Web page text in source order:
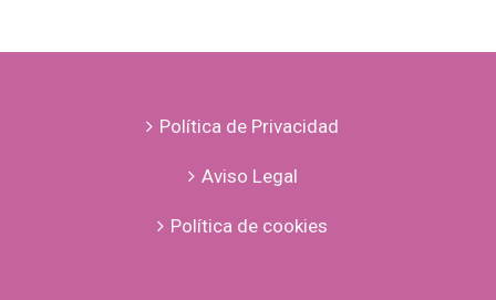
Política de Privacidad
Aviso Legal
Política de cookies